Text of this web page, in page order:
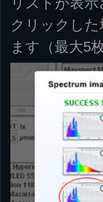
クリックし
ます（最大5